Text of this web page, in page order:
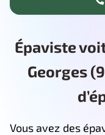
Épaviste
Georges
Vous avez des